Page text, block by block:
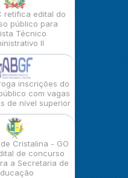
retifica edital do
público para
Técnico
II
inscrições do
com vagas
de nível superior
Cristalina - GO
de concurso
a Secretaria de